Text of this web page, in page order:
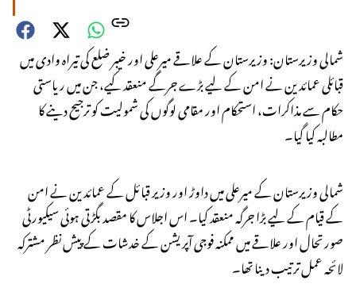
شمالی وزیرستان: وزیرستان کے علاقے میرعلی اور خیبر ضلع کی تیراہ وادی میں
قبائلی عمائدین نے امن کے لیے بڑے جرگے منعقد کیے، جن میں ریاستی
حکام سے مذاکرات، استحکام اور مقامی لوگوں کی شمولیت کو ترجیح دینے کا
مطالبہ کیا گیا۔
شمالی وزیرستان کے میرعلی میں داوڑ اور وزیر قبائل کے عمائدین نے امن
کے قیام کے لیے بڑا جرگہ منعقد کیا۔ اس اجلاس کا مقصد بگڑتی ہوئی سیکیورٹی
صورتحال اور علاقے میں ممکنہ فوجی آپریشن کے خدشات کے پیش نظر مشترکہ
لائحہ عمل ترتیب دینا تھا۔